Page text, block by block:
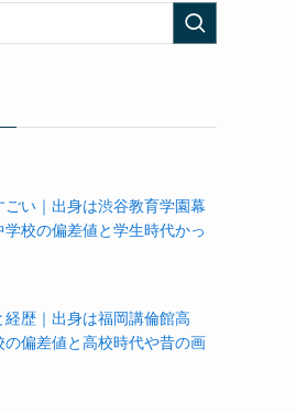
ごい｜出身は渋谷教育学園幕
校の偏差値と学生時代かっ
歴｜出身は福岡講倫館高
の偏差値と高校時代や昔の画